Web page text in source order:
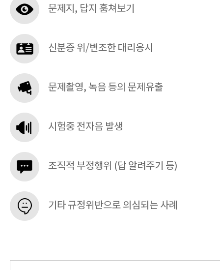
문제지, 답지 훔쳐보기
신분증 위/변조한 대리응시
문제촬영, 녹음 등의 문제유출
시험중 전자음 발생
조직적 부정행위 (답 알려주기 등)
기타 규정위반으로 의심되는 사례